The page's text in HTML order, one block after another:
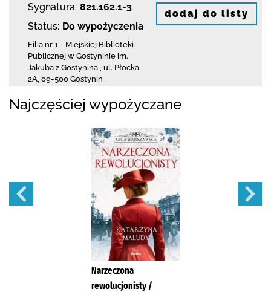
Sygnatura: 821.162.1-3
Status: Do wypożyczenia
Filia nr 1 - Miejskiej Biblioteki
Publicznej w Gostyninie im.
Jakuba z Gostynina ul. Płocka
2A 09-500 Gostynin
dodaj do listy
Najczęściej wypożyczane
Narzeczona
rewolucjonisty /